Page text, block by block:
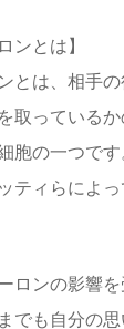
ンとは】
とは、相手
取っている
胞の一つで
ティらによ
ロンの影響
でも自分の